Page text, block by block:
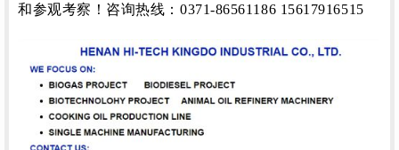
和参观考察！ 咨询热线： 0371-86561186 15617916515